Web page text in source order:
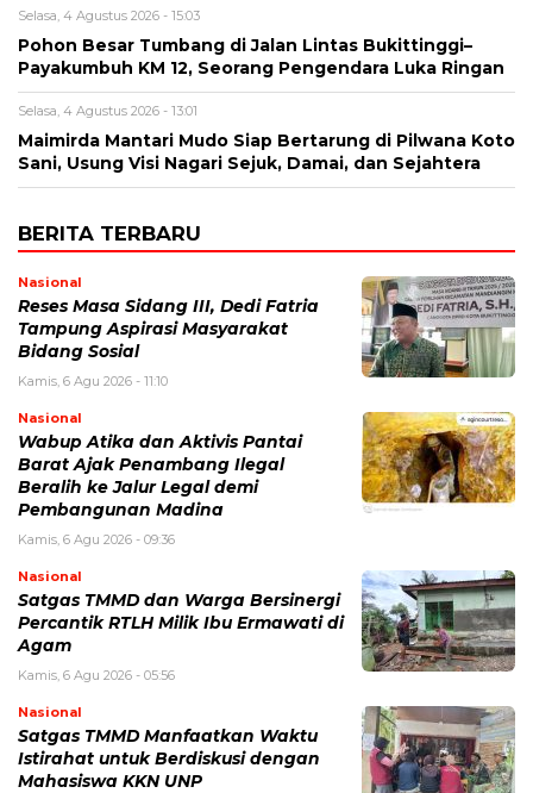
Selasa, 4 Agustus 2026 - 15:03
Pohon Besar Tumbang di Jalan Lintas Bukittinggi–
Payakumbuh KM 12, Seorang Pengendara Luka Ringan
Selasa, 4 Agustus 2026 - 13:01
Maimirda Mantari Mudo Siap Bertarung di Pilwana Koto
Sani, Usung Visi Nagari Sejuk, Damai, dan Sejahtera
BERITA TERBARU
Nasional
Reses Masa Sidang III, Dedi Fatria
Tampung Aspirasi Masyarakat
Bidang Sosial
Kamis, 6 Agu 2026 - 11:10
Nasional
Wabup Atika dan Aktivis Pantai
Barat Ajak Penambang Ilegal
Beralih ke Jalur Legal demi
Pembangunan Madina
Kamis, 6 Agu 2026 - 09:36
Nasional
Satgas TMMD dan Warga Bersinergi
Percantik RTLH Milik Ibu Ermawati di
Agam
Kamis, 6 Agu 2026 - 05:56
Nasional
Satgas TMMD Manfaatkan Waktu
Istirahat untuk Berdiskusi dengan
Mahasiswa KKN UNP